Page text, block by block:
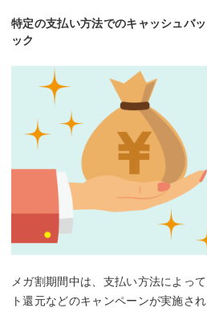
特定の支払い方法でのキャッシュバ
ック
メガ割期間中は、支払い方法によっ
ト還元などのキャンペーンが実施さ